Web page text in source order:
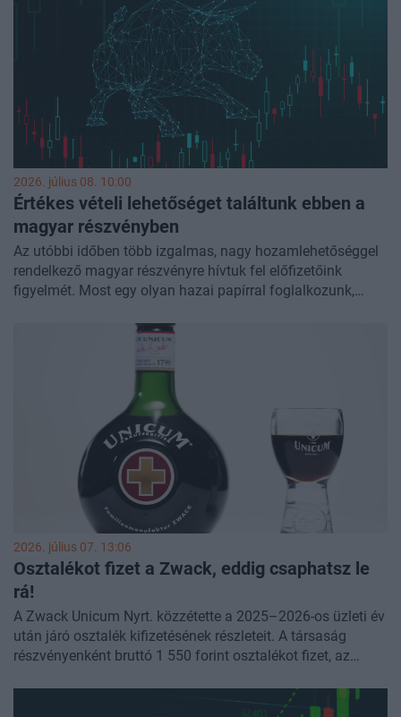
2026. július 08. 10:00
Értékes vételi lehetőséget találtunk ebben a
magyar részvényben
Az utóbbi időben több izgalmas, nagy hozamlehetőséggel
rendelkező magyar részvényre hívtuk fel előfizetőink
figyelmét. Most egy olyan hazai papírral foglalkozunk,
lehetőség alakult ki. Lássuk is, hogy melyik ez a részvény!
2026. július 07. 13:06
Osztalékot fizet a Zwack, eddig csaphatsz le
rá!
A Zwack Unicum Nyrt. közzétette a 2025–2026-os üzleti év
után járó osztalék kifizetésének részleteit. A társaság
részvényenként bruttó 1 550 forint osztalékot fizet, az